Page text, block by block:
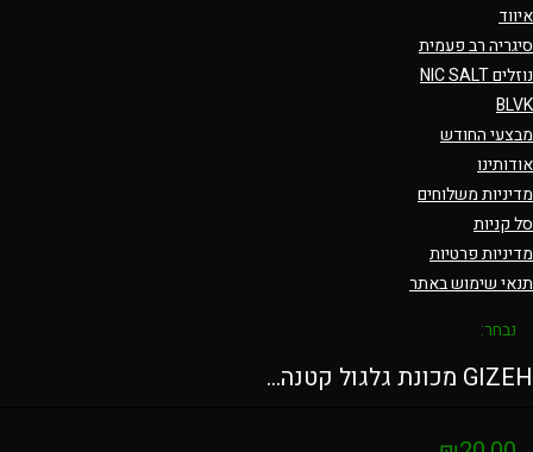
איווד
סיגריה רב פעמית
נוזלים NIC SALT
BLVK
מבצעי החודש
אודותינו
מדיניות משלוחים
סל קניות
מדיניות פרטיות
תנאי שימוש באתר
נבחר:
GIZEH מכונת גלגול קטנה…